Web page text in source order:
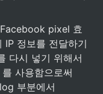
정보를 전달하기
다시 넣기 위해서
사용함으로써
부분에서